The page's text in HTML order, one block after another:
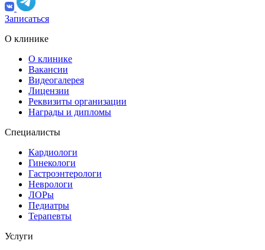
Записаться
О клинике
О клинике
Вакансии
Видеогалерея
Лицензии
Реквизиты организации
Награды и дипломы
Специалисты
Кардиологи
Гинекологи
Гастроэнтерологи
Неврологи
ЛОРы
Педиатры
Терапевты
Услуги